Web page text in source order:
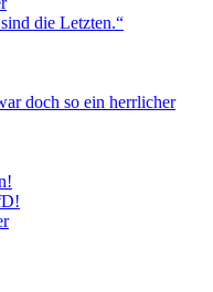
die Letzten.“
doch so ein herrlicher